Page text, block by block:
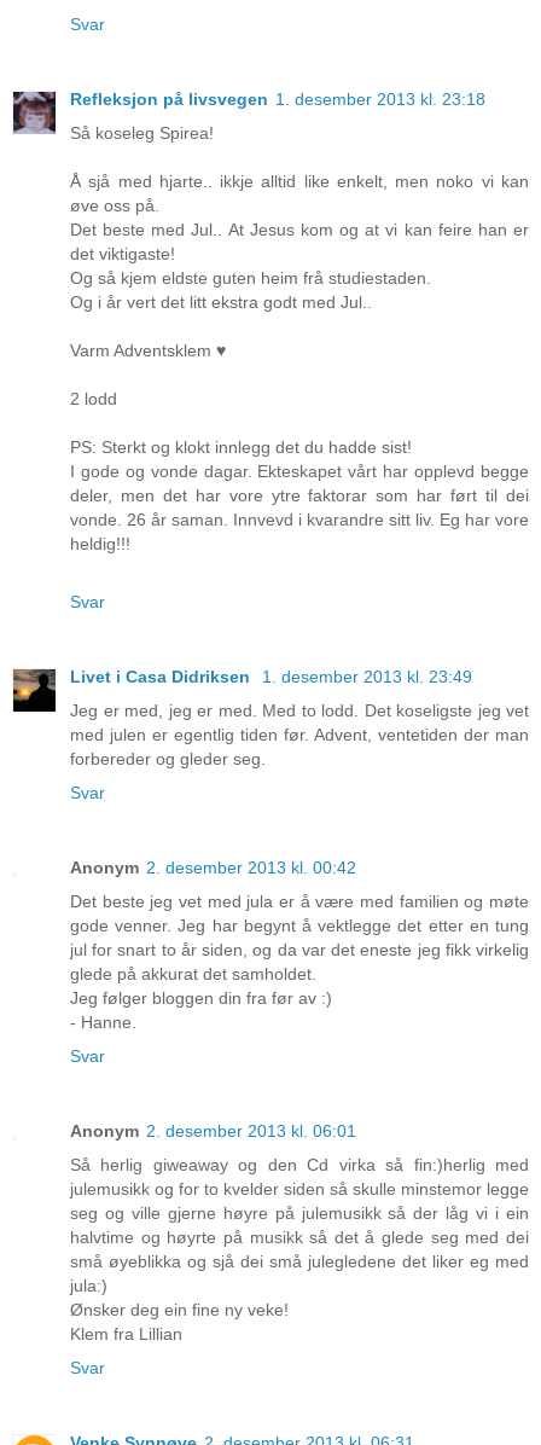
Svar
Refleksjon på livsvegen 1. desember 2013 kl. 23:18
Så koseleg Spirea!
Å sjå med hjarte.. ikkje alltid like enkelt, men noko vi kan
øve oss på.
Det beste med Jul.. At Jesus kom og at vi kan feire han er
det viktigaste!
Og så kjem eldste guten heim frå studiestaden.
Og i år vert det litt ekstra godt med Jul..
Varm Adventsklem ♥
2 lodd
PS: Sterkt og klokt innlegg det du hadde sist!
I gode og vonde dagar. Ekteskapet vårt har opplevd begge
deler, men det har vore ytre faktorar som har ført til dei
vonde. 26 år saman. Innvevd i kvarandre sitt liv. Eg har vore
heldig!!!
Svar
Livet i Casa Didriksen
1. desember 2013 kl. 23:49
Jeg er med, jeg er med. Med to lodd. Det koseligste jeg vet
med julen er egentlig tiden før. Advent, ventetiden der man
forbereder og gleder seg.
Svar
Anonym 2. desember 2013 kl. 00:42
Det beste jeg vet med jula er å være med familien og møte
gode venner. Jeg har begynt å vektlegge det etter en tung
jul for snart to år siden, og da var det eneste jeg fikk virkelig
glede på akkurat det samholdet.
Jeg følger bloggen din fra før av :)
- Hanne.
Svar
Anonym 2. desember 2013 kl. 06:01
Så herlig giweaway og den Cd virka så fin:)herlig med
julemusikk og for to kvelder siden så skulle minstemor legge
seg og ville gjerne høyre på julemusikk så der låg vi i ein
halvtime og høyrte på musikk så det å glede seg med dei
små øyeblikka og sjå dei små julegledene det liker eg med
jula:)
Ønsker deg ein fine ny veke!
Klem fra Lillian
Svar